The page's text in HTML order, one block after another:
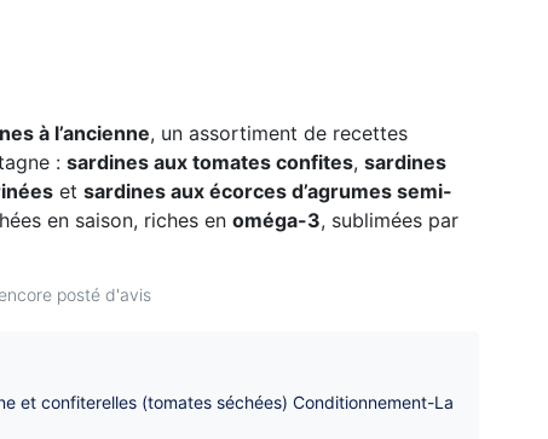
à l’ancienne, un assortiment de recettes
: sardines aux tomates confites, sardines
et sardines aux écorces d’agrumes semi-
en saison, riches en oméga-3, sublimées par
posté d'avis
et confiterelles (tomates séchées) Conditionnement-La